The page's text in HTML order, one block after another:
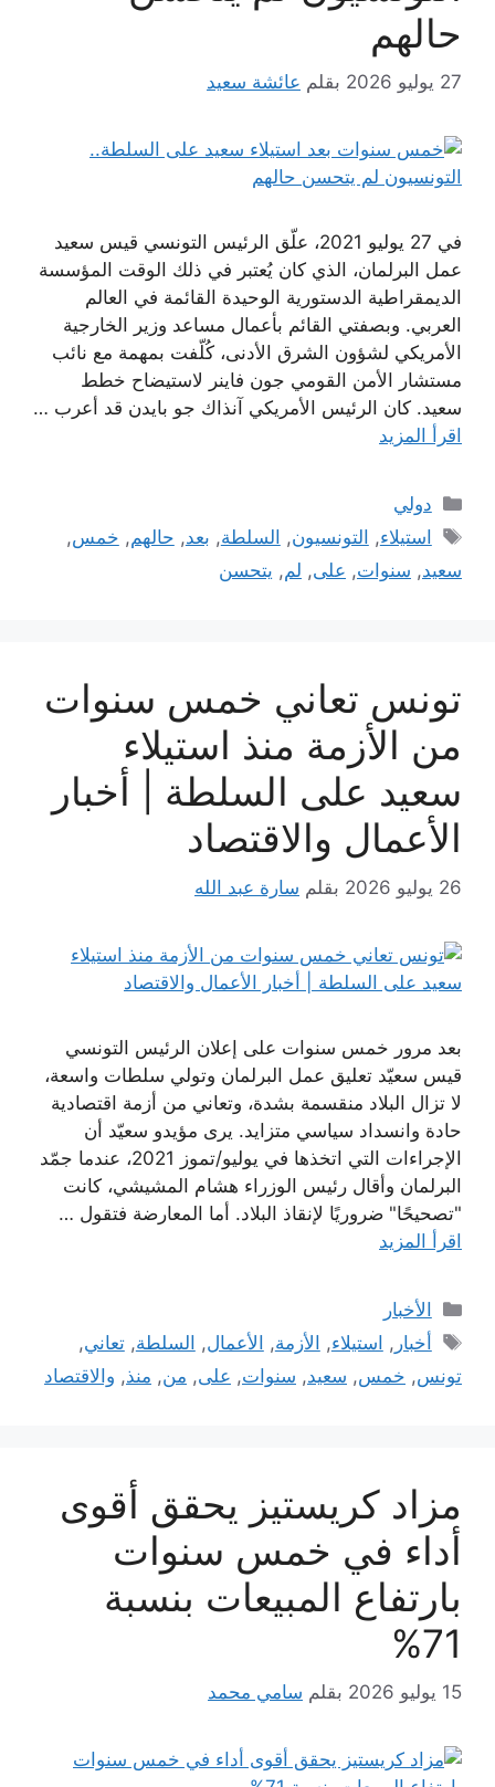
حالهم
27 يوليو 2026 بقلم عائشة سعيد
في 27 يوليو 2021، علّق الرئيس التونسي قيس سعيد
عمل البرلمان، الذي كان يُعتبر في ذلك الوقت المؤسسة
الديمقراطية الدستورية الوحيدة القائمة في العالم
العربي. وبصفتي القائم بأعمال مساعد وزير الخارجية
الأمريكي لشؤون الشرق الأدنى، كُلّفت بمهمة مع نائب
مستشار الأمن القومي جون فاينر لاستيضاح خطط
سعيد. كان الرئيس الأمريكي آنذاك جو بايدن قد أعرب …
اقرأ المزيد
التصنيفات
دولي
الوسوم
استيلاء, التونسيون, السلطة, بعد, حالهم, خمس,
سعيد, سنوات, على, لم, يتحسن
تونس تعاني خمس سنوات
من الأزمة منذ استيلاء
سعيد على السلطة | أخبار
الأعمال والاقتصاد
26 يوليو 2026 بقلم سارة عبد الله
بعد مرور خمس سنوات على إعلان الرئيس التونسي
قيس سعيّد تعليق عمل البرلمان وتولي سلطات واسعة،
لا تزال البلاد منقسمة بشدة، وتعاني من أزمة اقتصادية
حادة وانسداد سياسي متزايد. يرى مؤيدو سعيّد أن
الإجراءات التي اتخذها في يوليو/تموز 2021، عندما جمّد
البرلمان وأقال رئيس الوزراء هشام المشيشي، كانت
"تصحيحًا" ضروريًا لإنقاذ البلاد. أما المعارضة فتقول …
اقرأ المزيد
التصنيفات
الأخبار
الوسوم
أخبار , استيلاء, الأزمة, الأعمال, السلطة,تعاني,
تونس, خمس, سعيد, سنوات, على, من, منذ, والاقتصاد
مزاد كريستيز يحقق أقوى
أداء في خمس سنوات
بارتفاع المبيعات بنسبة
71%
15 يوليو 2026 بقلم سامي محمد